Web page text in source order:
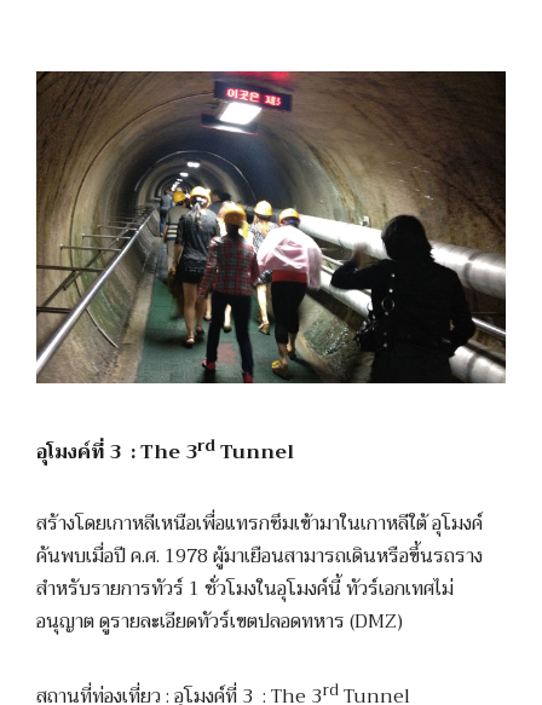
อุโมงค์ที่ 3 : The 3rdTunnel
สร้างโดยเกาหลีเหนือเพื่อแทรกซึมเข้ามาในเกาหลีใต้ อุโมงค์
ค้นพบเมื่อปี ค.ศ. 1978 ผู้มาเยือนสามารถเดินหรือขึ้นรถราง
สำหรับรายการทัวร์ 1 ชั่วโมงในอุโมงค์นี้ ทัวร์เอกเทศไม่
อนุญาต ดูรายละเอียดทัวร์เขตปลอดทหาร (DMZ)
สถานที่ท่องเที่ยว : อุโมงค์ที่ 3 : The 3rdTunnel